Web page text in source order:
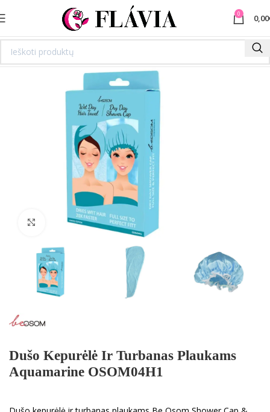
0 0,00
Spustelėkite norėdami padidinti
Dušo Kepurėlė Ir Turbanas Plaukams
Aquamarine OSOM04H1